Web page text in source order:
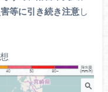
等に引き続き注意し